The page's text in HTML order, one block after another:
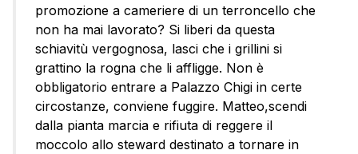
promozione a cameriere di un terroncello che
non ha mai lavorato? Si liberi da questa
schiavitù vergognosa, lasci che i grillini si
grattino la rogna che li affligge. Non è
obbligatorio entrare a Palazzo Chigi in certe
circostanze, conviene fuggire. Matteo,scendi
dalla pianta marcia e rifiuta di reggere il
moccolo allo steward destinato a tornare in